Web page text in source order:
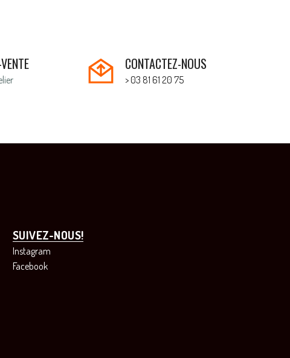
CONTACTEZ-NOUS
> 03 81 61 20 75
SUIVEZ-NOUS!
Instagram
Facebook